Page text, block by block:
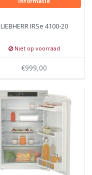
LIEBHERR IRSe 4100-20
Niet op voorraad
€999,00